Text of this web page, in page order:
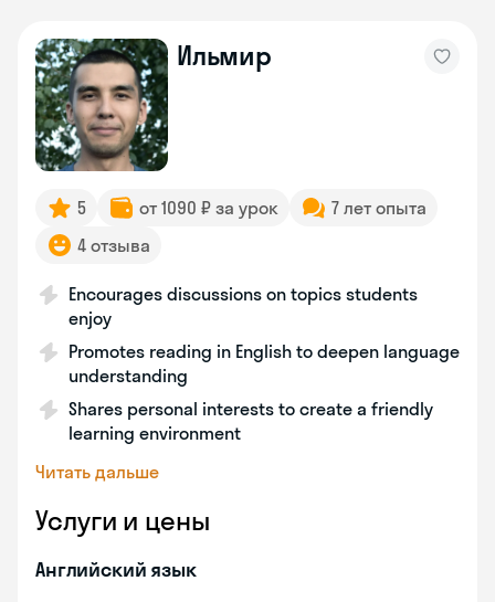
Ильмир
5 от 1090 ₽ за урок
7 лет опыта
4 отзыва
Encourages discussions on topics students
enjoy
Promotes reading in English to deepen language
understanding
Shares personal interests to create a friendly
learning environment
Читать дальше
Услуги и цены
Английский язык